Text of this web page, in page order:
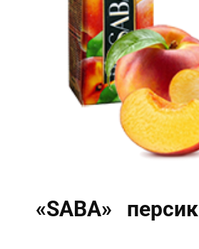
«SABA» персик